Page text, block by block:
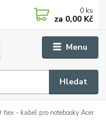
Menu
Hledat
0 ks
za 0,00 Kč
flex - kabel pro notebooky Acer